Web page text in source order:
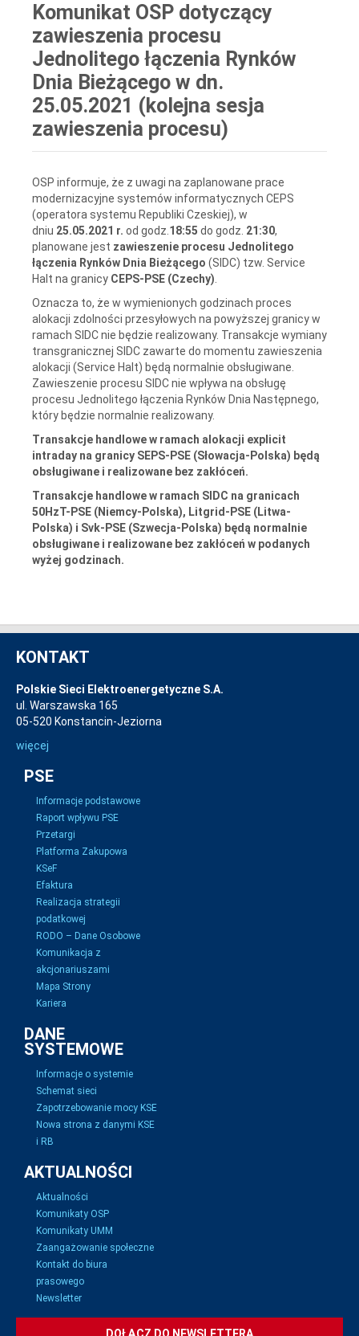
Komunikat OSP dotyczący
zawieszenia procesu
Jednolitego łączenia Rynków
Dnia Bieżącego w dn.
25.05.2021 (kolejna sesja
zawieszenia procesu)
OSP informuje, że z uwagi na zaplanowane prace
modernizacyjne systemów informatycznych CEPS
(operatora systemu Republiki Czeskiej), w
dniu 25.05.2021 r. od godz. 18:55 do godz. 21:30,
planowane jest zawieszenie procesu Jednolitego
łączenia Rynków Dnia Bieżącego (SIDC) tzw. Service
Halt na granicy CEPS-PSE (Czechy)
Oznacza to, że w wymienionych godzinach proces
alokacji zdolności przesyłowych na powyższej granicy w
ramach SIDC nie będzie realizowany. Transakcje wymiany
transgranicznej SIDC zawarte do momentu zawieszenia
alokacji (Service Halt) będą normalnie obsługiwane.
Zawieszenie procesu SIDC nie wpływa na obsługę
procesu Jednolitego łączenia Rynków Dnia Następnego,
który będzie normalnie realizowany.
Transakcje handlowe w ramach alokacji explicit
intraday na granicy SEPS-PSE (Słowacja-Polska) będą
obsługiwane i realizowane bez zakłóceń.
Transakcje handlowe w ramach SIDC na granicach
50HzT-PSE (Niemcy-Polska), Litgrid-PSE (Litwa-
Polska) i Svk-PSE (Szwecja-Polska) będą normalnie
obsługiwane i realizowane bez zakłóceń w podanych
wyżej godzinach.
KONTAKT
Polskie Sieci Elektroenergetyczne S.A.
ul. Warszawska 165
05-520 Konstancin-Jeziorna
więcej
PSE
Informacje podstawowe
Raport wpływu PSE
Przetargi
Platforma Zakupowa
KSeF
Efaktura
Realizacja strategii
podatkowej
RODO – Dane Osobowe
Komunikacja z
akcjonariuszami
Mapa Strony
Kariera
DANE
SYSTEMOWE
Informacje o systemie
Schemat sieci
Zapotrzebowanie mocy KSE
Nowa strona z danymi KSE
i RB
AKTUALNOŚCI
Aktualności
Komunikaty OSP
Komunikaty UMM
Zaangażowanie społeczne
Kontakt do biura
prasowego
Newsletter